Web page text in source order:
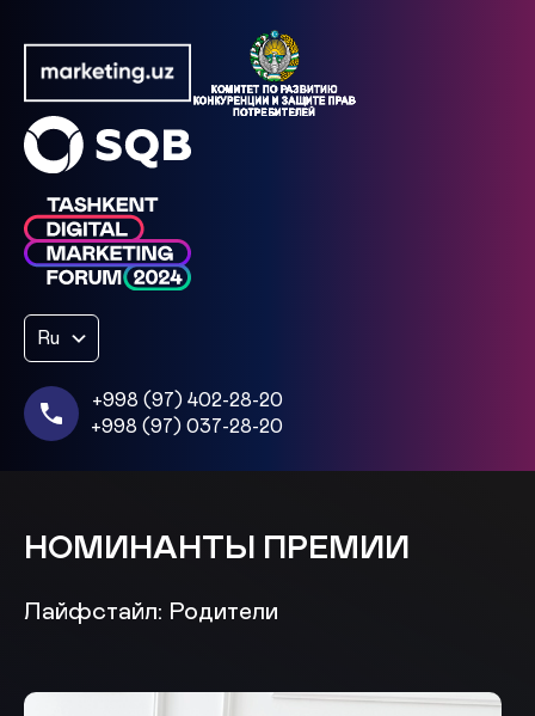
Ru
+998 (97) 402-28-20
+998 (97) 037-28-20
НОМИНАНТЫ ПРЕМИИ
Лайфстайл: Родители